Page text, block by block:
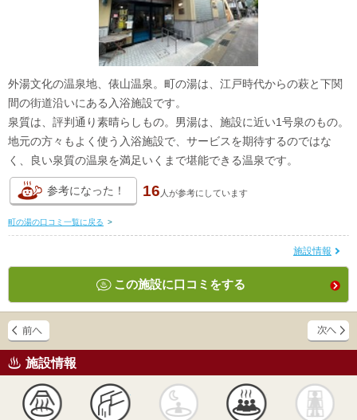
外湯文化の温泉地、俵山温泉。町の湯は、江戸時代からの萩と下関
間の街道沿いにある入浴施設です。
泉質は、評判通り素晴らしもの。男湯は、施設に近い1号泉のもの。
地元の方々もよく使う入浴施設で、サービスを期待するのではな
く、良い泉質の温泉を満足いくまで堪能できる温泉です。
参考になった！ 16 人が参考にしています
町の湯の口コミ一覧に戻る >
施設情報
この施設に口コミをする
施設情報
かけ流し 露天風呂 貸切風呂